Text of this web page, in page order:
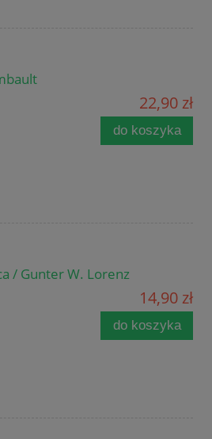
22,90 zł
do koszyka
/ Gunter W. Lorenz
14,90 zł
do koszyka